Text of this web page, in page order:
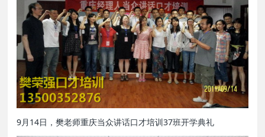
9月14日，樊老师重庆当众讲话口才培训37班开学典礼